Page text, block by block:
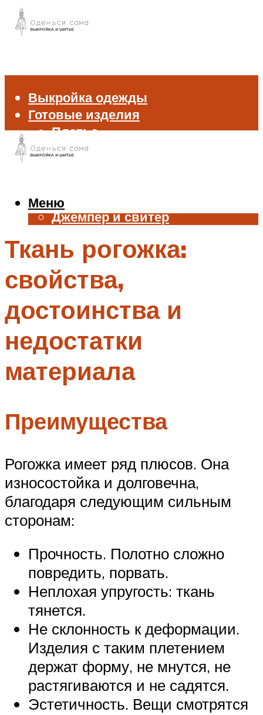
Выкройка одежды
Готовые изделия
Платье
Брюки
Жилет
Джемпер и свитер
Аксессуары
Меню
Меню
Ткань рогожка:
свойства,
достоинства и
недостатки
материала
Преимущества
Рогожка имеет ряд плюсов. Она
износостойка и долговечна,
благодаря следующим сильным
сторонам:
Прочность. Полотно сложно
повредить, порвать.
Неплохая упругость: ткань
тянется.
Не склонность к деформации.
Изделия с таким плетением
держат форму, не мнутся, не
растягиваются и не садятся.
Эстетичность. Вещи смотрятся